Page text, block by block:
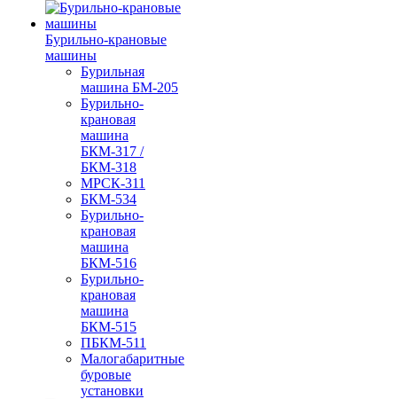
Бурильно-крановые
машины
Бурильная
машина БМ-205
Бурильно-
крановая
машина
БКМ-317 /
БКМ-318
МРСК-311
БКМ-534
Бурильно-
крановая
машина
БКМ-516
Бурильно-
крановая
машина
БКМ-515
ПБКМ-511
Малогабаритные
буровые
установки